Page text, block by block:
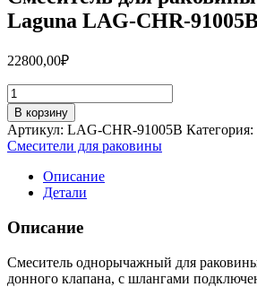
Laguna LAG-CHR-
22800,00₽
Количество
товара
Смеситель
для
раковины
Jaquar
Laguna
CHR-
91005B
В корзину
Артикул: LAG-CHR-91005B Категория:
Смесители для раковины
Описание
Детали
Описание
Смеситель однорычажный для
донного клапана, с шлангами